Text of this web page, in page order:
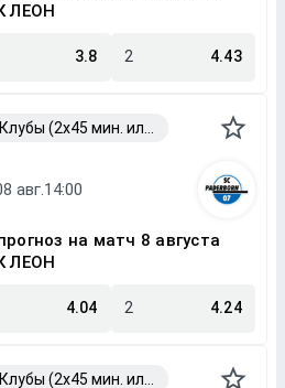
ЛЕОН
3.8 2 4.43
на матч 8 августа
ЛЕОН
4.04 2 4.24